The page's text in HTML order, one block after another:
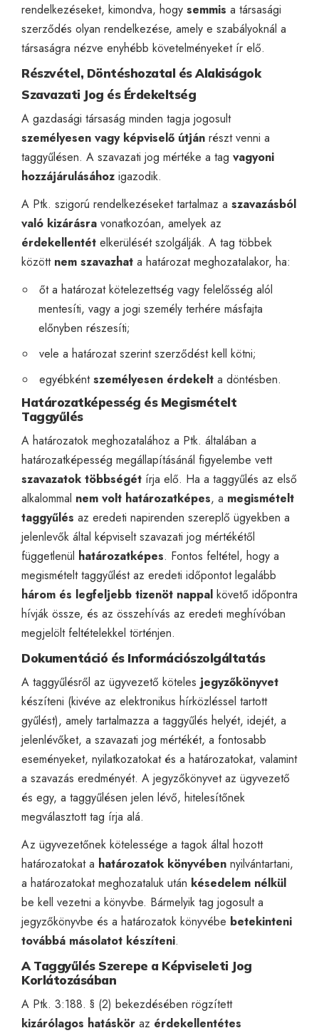
rendelkezéseket, kimondva, hogy semmis a társasági
szerződés olyan rendelkezése, amely e szabályoknál a
társaságra nézve enyhébb követelményeket ír elő.
Részvétel, Döntéshozatal és Alakiságok
Szavazati Jog és Érdekeltség
A gazdasági társaság minden tagja jogosult
személyesen vagy képviselő útján részt venni a
taggyűlésen. A szavazati jog mértéke a tag vagyoni
hozzájárulásához igazodik.
A Ptk. szigorú rendelkezéseket tartalmaz a szavazásból
való kizárásra vonatkozóan, amelyek az
érdekellentét elkerülését szolgálják. A tag többek
között nem szavazhat a határozat meghozatalakor, ha:
őt a határozat kötelezettség vagy felelősség alól
mentesíti, vagy a jogi személy terhére másfajta
előnyben részesíti;
vele a határozat szerint szerződést kell kötni;
egyébkéntszemélyesen érdekelta döntésben.
Határozatképesség és Megismételt
Taggyűlés
A határozatok meghozatalához a Ptk. általában a
határozatképesség megállapításánál figyelembe vett
szavazatok többségét írja elő. Ha a taggyűlés az első
alkalommal nem volt határozatképes, a megismételt
taggyűlés az eredeti napirenden szereplő ügyekben a
jelenlevők által képviselt szavazati jog mértékétől
függetlenül határozatképes. Fontos feltétel, hogy a
megismételt taggyűlést az eredeti időpontot legalább
három és legfeljebb tizenöt nappal követő időpontra
hívják össze, és az összehívás az eredeti meghívóban
megjelölt feltételekkel történjen.
Dokumentáció és Információszolgáltatás
A taggyűlésről az ügyvezető köteles jegyzőkönyvet
készíteni (kivéve az elektronikus hírközléssel tartott
gyűlést), amely tartalmazza a taggyűlés helyét, idejét, a
jelenlévőket, a szavazati jog mértékét, a fontosabb
eseményeket, nyilatkozatokat és a határozatokat, valamint
a szavazás eredményét. A jegyzőkönyvet az ügyvezető
és egy, a taggyűlésen jelen lévő, hitelesítőnek
megválasztott tag írja alá.
Az ügyvezetőnek kötelessége a tagok által hozott
határozatokat a határozatok könyvében nyilvántartani,
a határozatokat meghozataluk után késedelem nélkül
be kell vezetni a könyvbe. Bármelyik tag jogosult a
jegyzőkönyvbe és a határozatok könyvébe betekinteni
továbbá másolatot készíteni.
A Taggyűlés Szerepe a Képviseleti Jog
Korlátozásában
A Ptk. 3:188. § (2) bekezdésében rögzített
kizárólagos hatáskör az érdekellentétes